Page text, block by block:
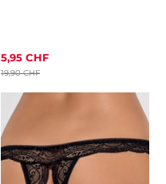
5,95 CHF
19,90 CHF